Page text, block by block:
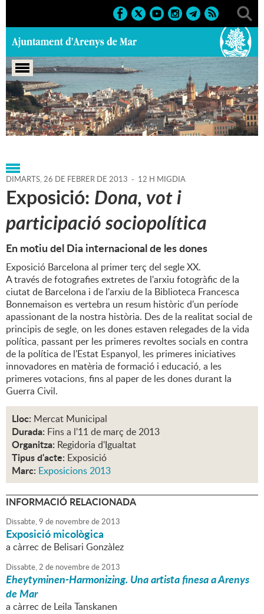
Portada > Agenda > 26-02-
2013 > Marcs > Culturals > 2013 > Exposicions 2013
DIMARTS,26 DE FEBRER DE 2013 - 12 H MIGDIA
Exposició: Dona, vot i
participació sociopolítica
En motiu del Dia internacional de les dones
Exposició Barcelona al primer terç del segle XX.
A través de fotografies extretes de l'arxiu fotogràfic de la
ciutat de Barcelona i de l'arxiu de la Biblioteca Francesca
Bonnemaison es vertebra un resum històric d'un període
apassionant de la nostra història. Des de la realitat social de
principis de segle, on les dones estaven relegades de la vida
política, passant per les primeres revoltes socials en contra
de la política de l'Estat Espanyol, les primeres iniciatives
innovadores en matèria de formació i educació, a les
primeres votacions, fins al paper de les dones durant la
Guerra Civil.
Lloc: Mercat Municipal
Durada: Fins a l'11 de març de 2013
Organitza: Regidoria d'Igualtat
Tipus d'acte: Exposició
Marc: Exposicions 2013
INFORMACIÓ RELACIONADA
Dissabte,9 de novembrede2013
Exposició micològica
a càrrec de Belisari Gonzàlez
Dissabte,2 de novembrede2013
Eheytyminen-Harmonizing. Una artista finesa a Arenys
de Mar
a càrrec de Leila Tanskanen